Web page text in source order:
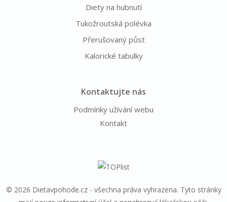
Diety na hubnutí
Tukožroutská polévka
Přerušovaný půst
Kalorické tabulky
Kontaktujte nás
Podmínky užívání webu
Kontakt
© 2026 Dietavpohode.cz - všechna práva vyhrazena. Tyto stránky